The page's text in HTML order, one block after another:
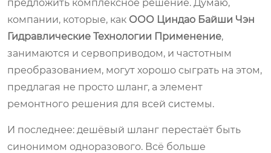
предложить комплексное решение. Думаю,
компании, которые, как ООО Циндао Байши Чэн
Гидравлические Технологии Применение,
занимаются и сервоприводом, и частотным
преобразованием, могут хорошо сыграть на этом,
предлагая не просто шланг, а элемент
ремонтного решения для всей системы.
И последнее: дешёвый шланг перестаёт быть
синонимом одноразового. Всё больше